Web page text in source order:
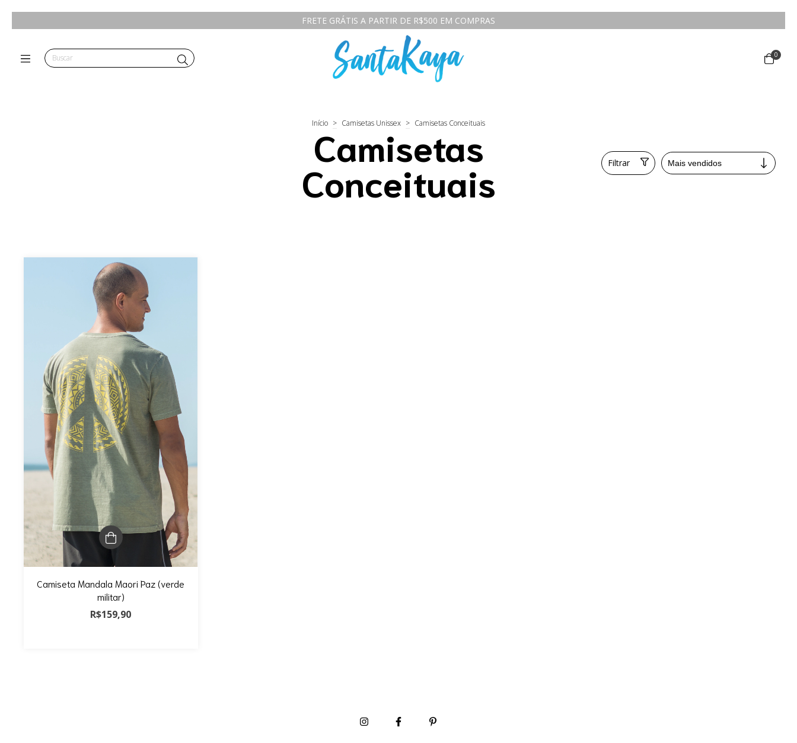
FRETE GRÁTIS A PARTIR DE R$500 EM COMPRAS
0
Início > Camisetas Unissex > Camisetas Conceituais
Camisetas
Conceituais Filtrar
Camiseta Mandala Maori Paz (verde
militar)
R$159,90